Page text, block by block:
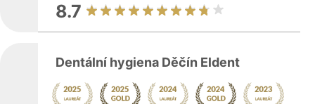
8.7
Dentální hygiena Děčín Eldent